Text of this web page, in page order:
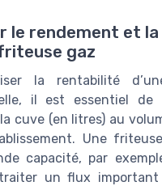
le rendement et
gaz
la rentabilité
il est essentiel de
cuve (en litres) au
Une
capacité, par
un flux important